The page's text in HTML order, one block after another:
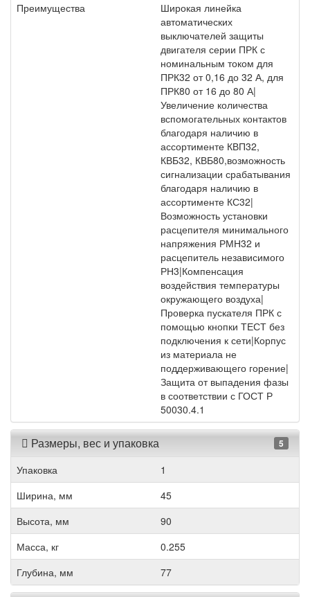
Преимущества
Широкая линейка
автоматических
выключателей защиты
двигателя серии ПРК с
номинальным током для
ПРК32 от 0,16 до 32 А, для
ПРК80 от 16 до 80 А|
Увеличение количества
вспомогательных контактов
благодаря наличию в
ассортименте КВП32,
КВБ32, КВБ80,возможность
сигнализации срабатывания
благодаря наличию в
ассортименте КС32|
Возможность установки
расцепителя минимального
напряжения РМН32 и
расцепитель независимого
РН3|Компенсация
воздействия температуры
окружающего воздуха|
Проверка пускателя ПРК с
помощью кнопки ТЕСТ без
подключения к сети|Корпус
из материала не
поддерживающего горение|
Защита от выпадения фазы
в соответствии с ГОСТ Р
50030.4.1
Размеры, вес и упаковка 5
Упаковка
1
Ширина, мм
45
Высота, мм
90
Масса, кг
0.255
Глубина, мм
77